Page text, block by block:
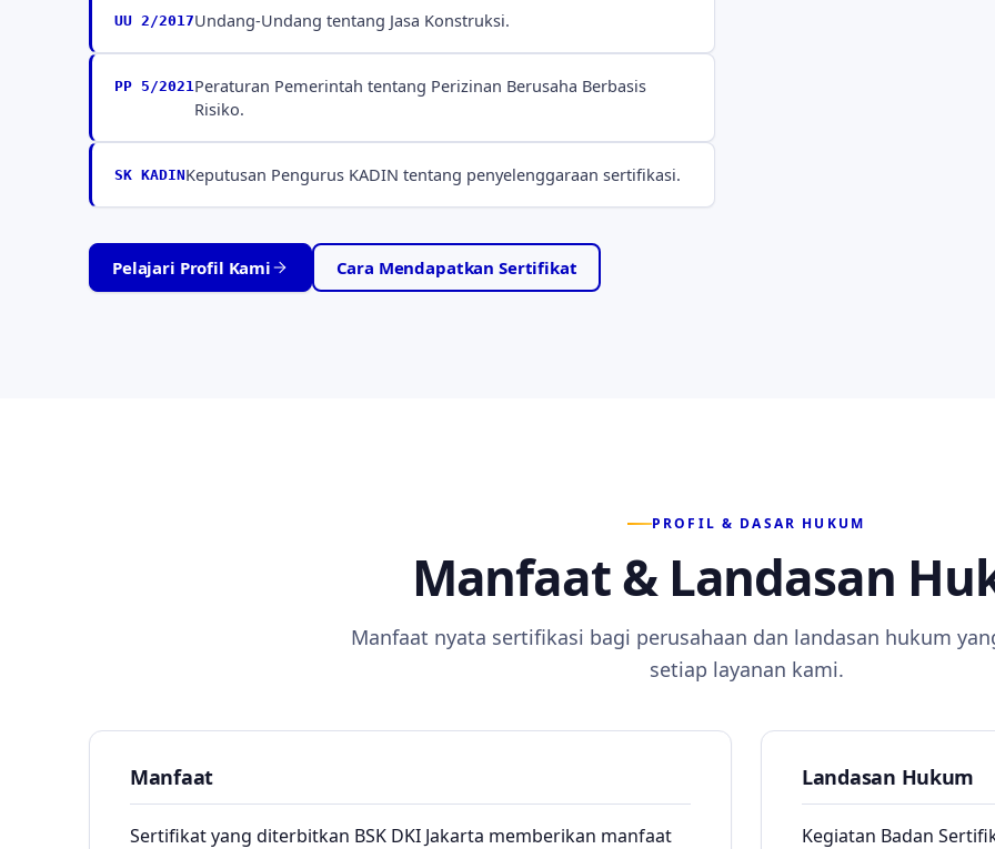
UU 2/2017Undang-Undang tentang Jasa Konstruksi.
PP 5/2021Peraturan Pemerintah tentang Perizinan Berusaha Berbasis
Risiko.
SK KADINKeputusan Pengurus KADIN tentang penyelenggaraan sertifikasi.
Pelajari Profil Kami Cara Mendapatkan Sertifikat
PROFIL & DASAR HUKUM
Manfaat & Landasan
Manfaat nyata sertifikasi bagi perusahaan dan landasan hukum
setiap layanan kami.
Manfaat
Sertifikat yang diterbitkan BSK DKI Jakarta memberikan manfaat
Landasan Hukum
Kegiatan Badan